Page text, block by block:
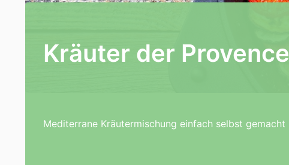
Kräuter der Provence
Mediterrane Kräutermischung einfach selbst gemacht